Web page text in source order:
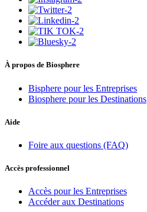
À propos de Biosphere
Bisphere pour les Entreprises
Biosphere pour les Destinations
Aide
Foire aux questions (FAQ)
Accès professionnel
Accès pour les Entreprises
Accéder aux Destinations